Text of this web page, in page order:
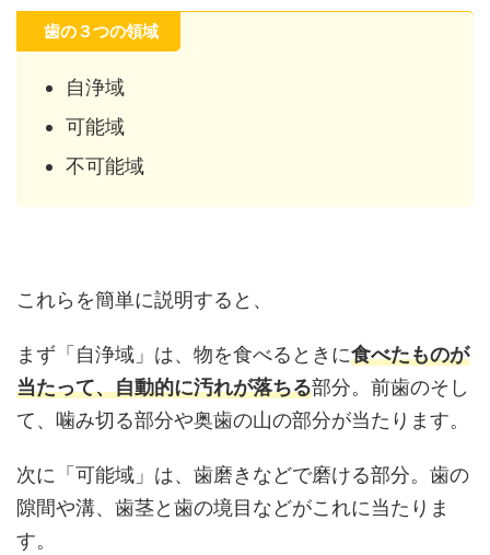
歯の３つの領域
自浄域
可能域
不可能域
これらを簡単に説明すると、
まず「自浄域」は、物を食べるときに食べたものが
当たって、自動的に汚れが落ちる部分。前歯のそし
て、噛み切る部分や奥歯の山の部分が当たります。
次に「可能域」は、歯磨きなどで磨ける部分。歯の
隙間や溝、歯茎と歯の境目などがこれに当たりま
す。